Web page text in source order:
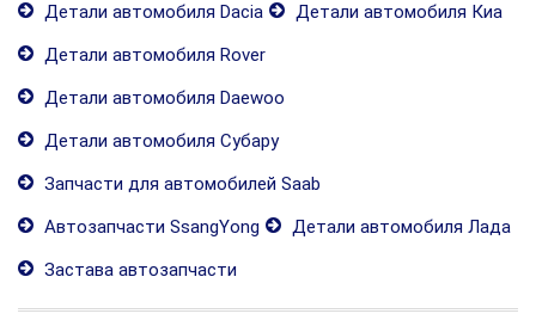
Детали автомобиля Dacia
Детали автомобиля Киа
Детали автомобиля Rover
Детали автомобиля Daewoo
Детали автомобиля Субару
Запчасти для автомобилей Saab
Автозапчасти SsangYong
Детали автомобиля Лада
Застава автозапчасти